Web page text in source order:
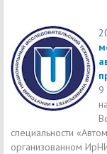
9
специальности
организованном